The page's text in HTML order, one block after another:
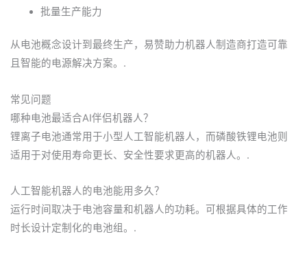
批量生产能力
从电池概念设计到最终生产，易赞助力机器人制造商打造可靠
且智能的电源解决方案。.
常见问题
哪种电池最适合AI伴侣机器人？
锂离子电池通常用于小型人工智能机器人，而磷酸铁锂电池则
适用于对使用寿命更长、安全性要求更高的机器人。.
人工智能机器人的电池能用多久？
运行时间取决于电池容量和机器人的功耗。可根据具体的工作
时长设计定制化的电池组。.